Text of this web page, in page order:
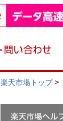
楽天市場トップ>